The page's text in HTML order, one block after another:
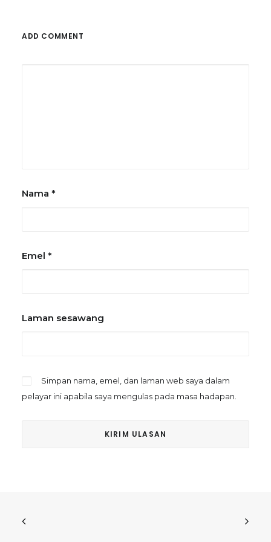
ADD COMMENT
Nama *
Emel *
Laman sesawang
Simpan nama, emel, dan laman web saya dalam
pelayar ini apabila saya mengulas pada masa hadapan.